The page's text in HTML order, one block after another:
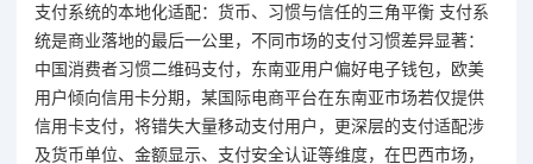
支付系统的本地化适配：货币、习惯与信任的三角平衡 支付系
统是商业落地的最后一公里，不同市场的支付习惯差异显著：
中国消费者习惯二维码支付，东南亚用户偏好电子钱包，欧美
用户倾向信用卡分期，某国际电商平台在东南亚市场若仅提供
信用卡支付，将错失大量移动支付用户，更深层的支付适配涉
及货币单位、金额显示、支付安全认证等维度，在巴西市场，